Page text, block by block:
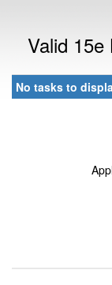
Valid
No tasks to